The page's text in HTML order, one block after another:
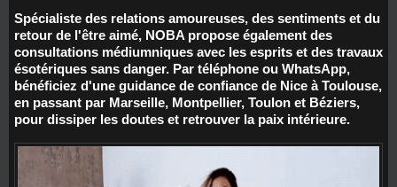
Spécialiste des relations amoureuses, des sentiments et du
retour de l'être aimé, NOBA propose également des
consultations médiumniques avec les esprits et des travaux
ésotériques sans danger. Par téléphone ou WhatsApp,
bénéficiez d'une guidance de confiance de Nice à Toulouse,
en passant par Marseille, Montpellier, Toulon et Béziers,
pour dissiper les doutes et retrouver la paix intérieure.